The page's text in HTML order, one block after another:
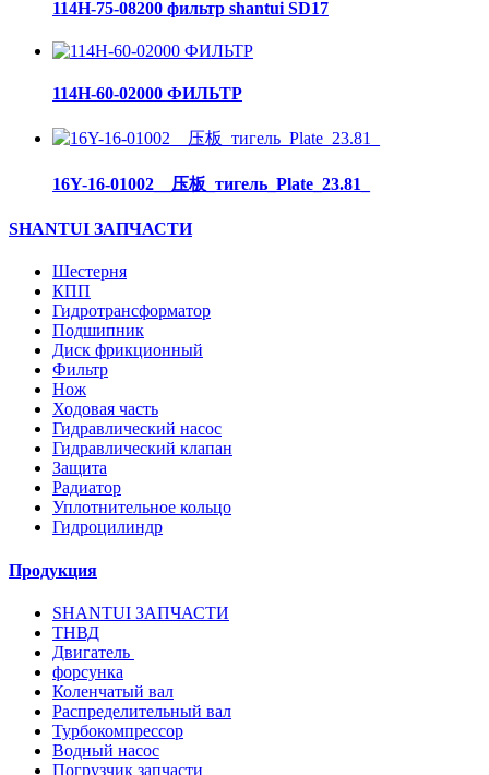
114H-75-08200 фильтр shantui SD17
114H-60-02000 ФИЛЬТР
16Y-16-01002__压板_тигель_Plate_23.81_
SHANTUI ЗАПЧАСТИ
Шестерня
КПП
Гидротрансформатор
Подшипник
Диск фрикционный
Фильтр
Нож
Ходовая часть
Гидравлический насос
Гидравлический клапан
Защита
Радиатор
Уплотнительное кольцо
Гидроцилиндр
Продукция
SHANTUI ЗАПЧАСТИ
ТНВД
Двигатель
форсунка
Коленчатый вал
Распределительный вал
Турбокомпрессор
Водный насос
Погрузчик запчасти